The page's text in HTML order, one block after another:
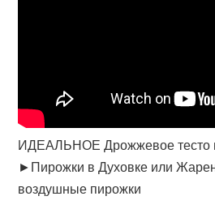
ИДЕАЛЬНОЕ Дрожжевое тесто
►Пирожки в Духовке или
воздушные пирожки